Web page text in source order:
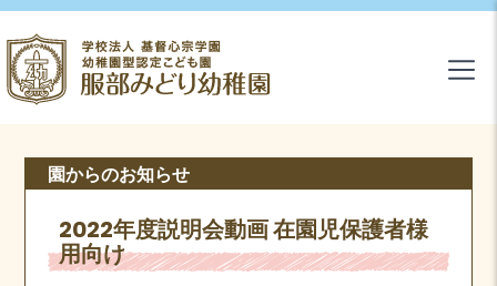
園からのお知らせ
2022年度説明会動画 在園児保護者様
用向け